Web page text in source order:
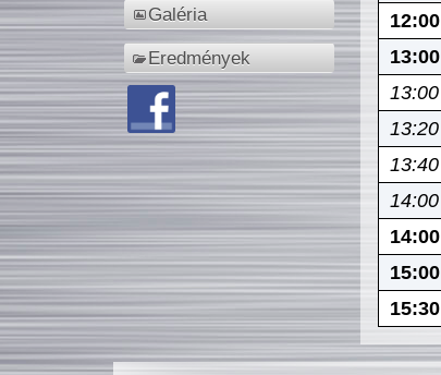
Galéria
Eredmények
12:00
13:00
13:00
13:20
13:40
14:00
14:00
15:00
15:30